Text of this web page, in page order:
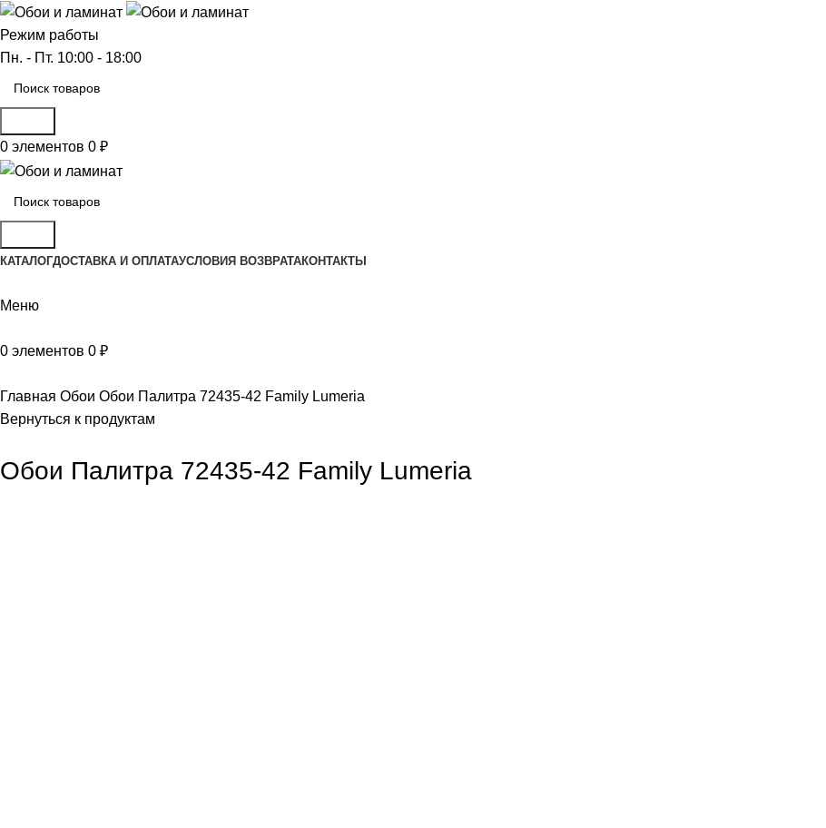
Режим работы
Пн. - Пт. 10:00 - 18:00
0 элементов 0 ₽
КАТАЛОГДОСТАВКА И ОПЛАТАУСЛОВИЯ ВОЗВРАТАКОНТАКТЫ
Меню
0 элементов 0 ₽
Главная Обои Обои Палитра 72435-42 Family Lumeria
Вернуться к продуктам
Обои Палитра 72435-42 Family Lumeria